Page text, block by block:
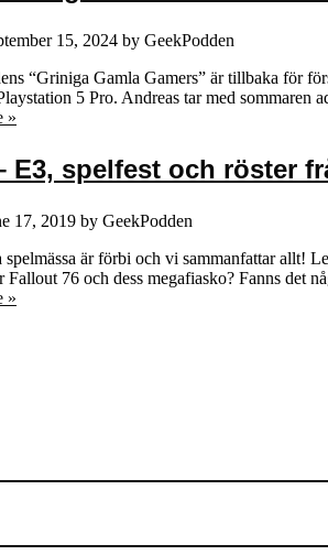
15, 2024 by GeekPodden
“Griniga Gamla Gamers” är tillbaka för
5 Pro. Andreas tar med
»
E3, spelfest och röster
17, 2019 by GeekPodden
spelmässa är förbi och vi sammanfattar allt!
Fallout 76 och dess megafiasko? Fanns det
»